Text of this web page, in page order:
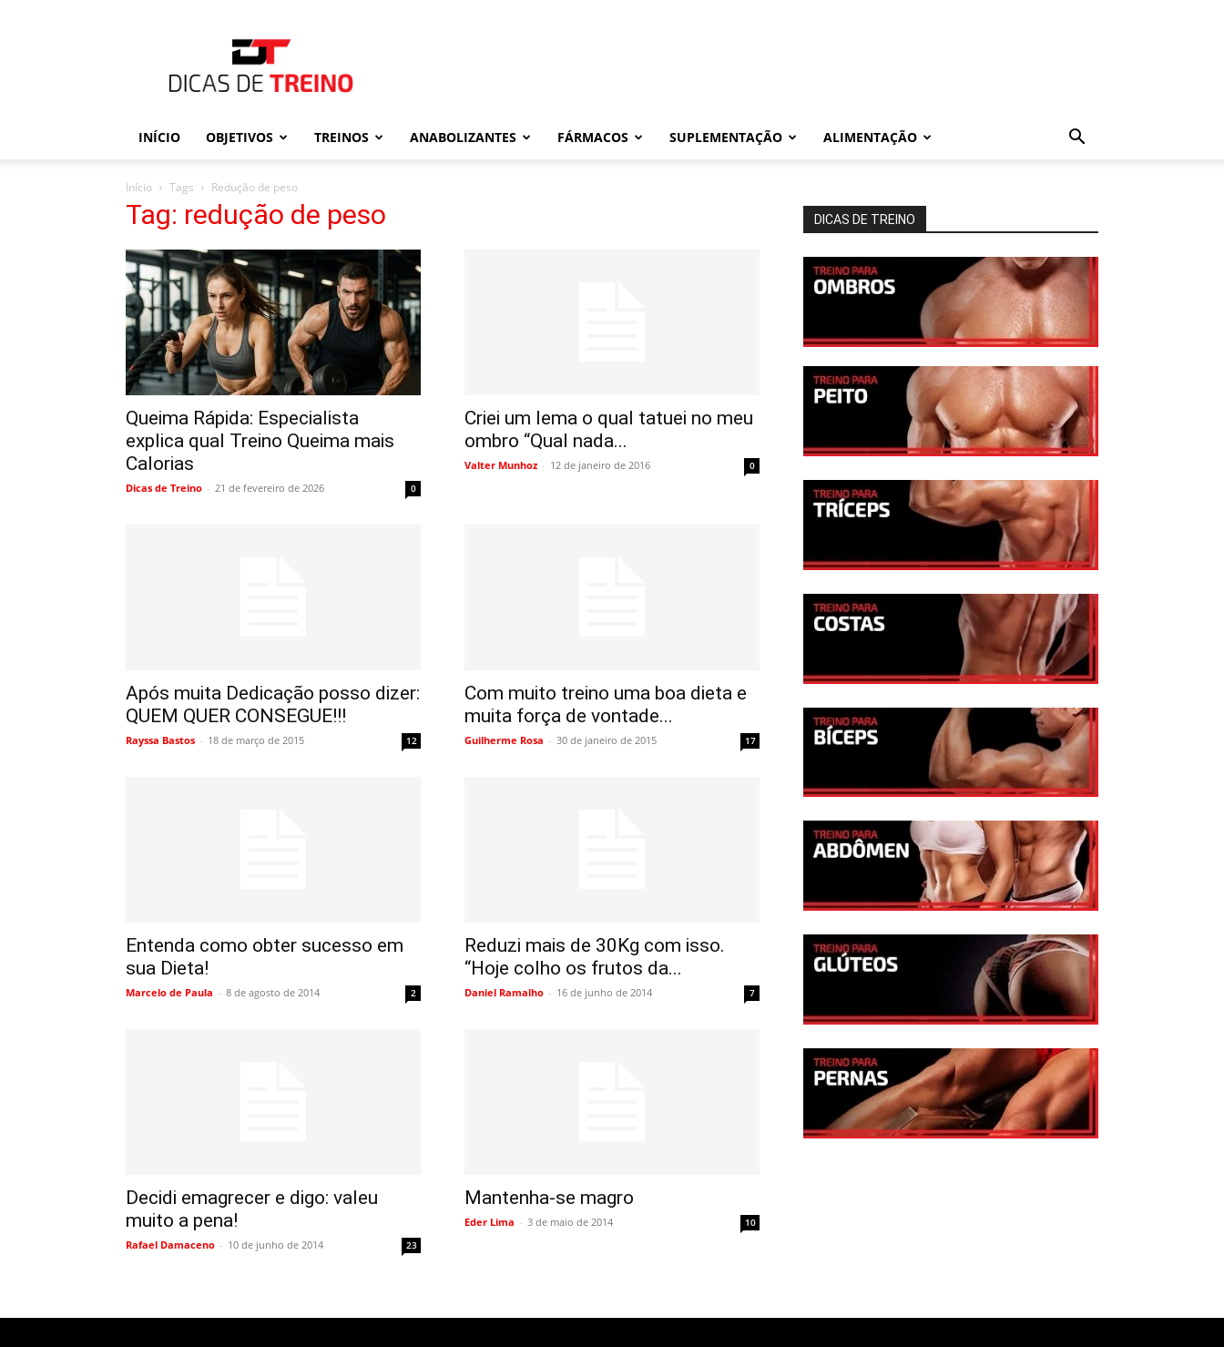
de
Treino
INÍCIO OBJETIVOS TREINOS ANABOLIZANTES FÁRMACOS SUPLEMENTAÇÃO ALIMENTAÇÃO
Início Tags Redução de peso
Tag: redução de peso
Queima Rápida: Especialista
explica qual Treino Queima mais
Calorias
Dicas de Treino - 21 de fevereiro de 2026 0
Criei um lema o qual tatuei no meu
ombro “Qual nada...
Valter Munhoz - 12 de janeiro de 2016 0
Após muita Dedicação posso dizer:
QUEM QUER CONSEGUE!!!
Rayssa Bastos - 18 de março de 2015 12
Com muito treino uma boa dieta e
muita força de vontade...
Guilherme Rosa - 30 de janeiro de 2015 17
Entenda como obter sucesso em
sua Dieta!
Marcelo de Paula - 8 de agosto de 2014 2
Reduzi mais de 30Kg com isso.
“Hoje colho os frutos da...
Daniel Ramalho - 16 de junho de 2014 7
Decidi emagrecer e digo: valeu
muito a pena!
Rafael Damaceno - 10 de junho de 2014 23
Mantenha-se magro
Eder Lima - 3 de maio de 2014 10
DICAS DE TREINO